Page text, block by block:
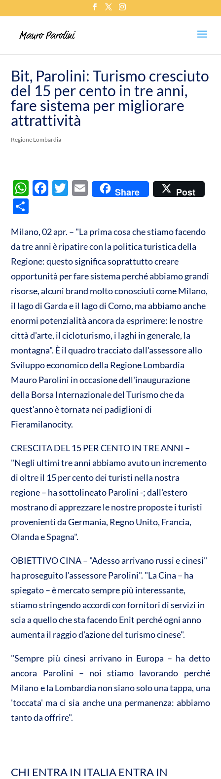
Bit, Parolini: Turismo cresciuto
del 15 per cento in tre anni,
fare sistema per migliorare
attrattività
Regione Lombardia
W
s
A
p
p
F
b
o
o
k
T
er
E
Share Post
n
di
vi
di
Milano, 02 apr. – "La prima cosa che stiamo facendo
da tre anni è ripatire con la politica turistica della
Regione: questo significa soprattutto creare
opportunità per fare sistema perché abbiamo grandi
risorse, alcuni brand molto conosciuti come Milano,
il lago di Garda e il lago di Como, ma abbiamo anche
enormi potenzialità ancora da esprimere: le nostre
città d'arte, il cicloturismo, i laghi in generale, la
montagna". È il quadro tracciato dall'assessore allo
Sviluppo economico della Regione Lombardia
Mauro Parolini in occasione dell'inaugurazione
della Borsa Internazionale del Turismo che da
quest'anno è tornata nei padiglioni di
Fieramilanocity.
CRESCITA DEL 15 PER CENTO IN TRE ANNI –
"Negli ultimi tre anni abbiamo avuto un incremento
di oltre il 15 per cento dei turisti nella nostra
regione – ha sottolineato Parolini -; dall'estero
mostrano di apprezzare le nostre proposte i turisti
provenienti da Germania, Regno Unito, Francia,
Olanda e Spagna".
OBIETTIVO CINA – "Adesso arrivano russi e cinesi"
ha proseguito l'assessore Parolini". "La Cina – ha
spiegato – è mercato sempre più interessante,
stiamo stringendo accordi con fornitori di servizi in
scia a quello che sta facendo Enit perché ogni anno
aumenta il raggio d'azione del turismo cinese".
"Sempre più cinesi arrivano in Europa – ha detto
ancora Parolini – noi stiamo lavorando perché
Milano e la Lombardia non siano solo una tappa, una
'toccata' ma ci sia anche una permanenza: abbiamo
tanto da offrire".
CHI ENTRA IN ITALIA ENTRA IN